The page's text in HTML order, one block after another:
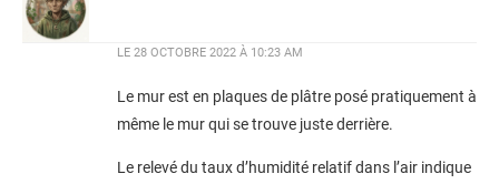
LE 28 OCTOBRE 2022 À 10:23 AM
Le mur est en plaques de plâtre posé pratiquement à
même le mur qui se trouve juste derrière.
Le relevé du taux d’humidité relatif dans l’air indique